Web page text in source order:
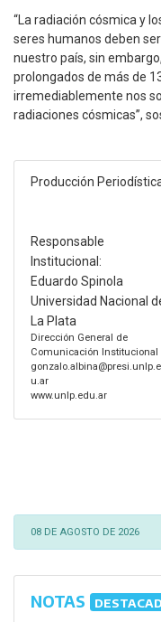
“La radiación cósmica y
seres humanos deben
nuestro país, sin
prolongados de más de
irremediablemente nos
radiaciones cósmicas”,
Producción
Responsable
Institucional:
Eduardo Spinola
Universidad Nacional
La Plata
Dirección General de
Comunicación Institucional
u.ar
www.unlp.edu.ar
08 DE AGOSTO DE 2026
NOTAS